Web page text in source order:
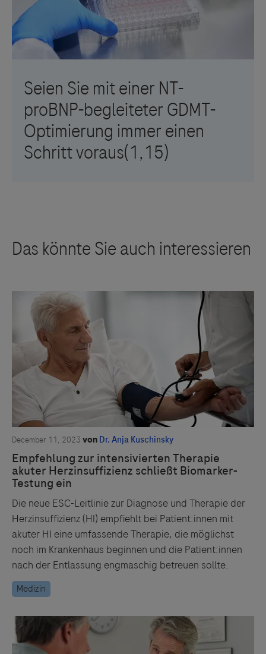
Myokardinfarkt, instabile Angina oder Herzoperation
innerhalb von 3 Monaten oder Implantation eines
CRT-Geräts innerhalb von 3 Monaten oder PTCI
innerhalb 1 Monats vor dem Screening
Indexereignis (Krankenhausaufname aufgrund akuter
HI), das primär durch eine korrigierbare Ätiologie wie
signifikante Arrhythmien (z. B. anhaltende
ventrikuläre Tachykardie oder
Vorhofflimmern/Vorhofflattern mit anhaltendem
ventrikulärem Ansprechen von > 130 bpm oder
oder schwere Nicht-Adhärenz (die zu einer starken
Entwässerung nach der Krankenhausaufnahme
führt). Troponin-Erhöhungen ohne weitere Hinweise
auf ein akutes Koronarsyndrom sind kein
Ausschlusskriterium.
Unbehandelte Schilddrüsenerkrankung, aktive
Myokarditis oder bekannte Amyloid- oder
hypertrophe obstruktive Kardiomyopathie
Klinische Historie: Herztransplantation oder auf
einer Transplantationsliste geführt, Verwendung
oder Planung der Implantation eines ventrikulären
Hilfssystems
Anhaltende ventrikuläre Arrhythmie mit synkopalen
Episoden innerhalb der 3 Monate vor dem
Screening, die unbehandelt ist
Vorliegen einer hämodynamisch signifikanten
Klappenstenose oder -regurgitation beim Screening,
mit Ausnahme einer Mitral- oder
Trikuspidalregurgitation als Folge einer
linksventrikulären Dilatation, oder Vorliegen einer
des linksventrikulären Ausflusstrakts
Aktive Infektion während der Hospitalisierung